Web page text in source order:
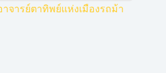
จารย์ตาทิพย์แห่งเมืองรถม้า